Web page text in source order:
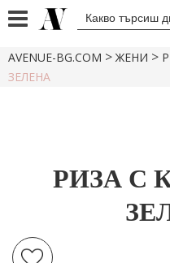
AVENUE-BG.COM >ЖЕНИ >
ЗЕЛЕНА
РИЗА С